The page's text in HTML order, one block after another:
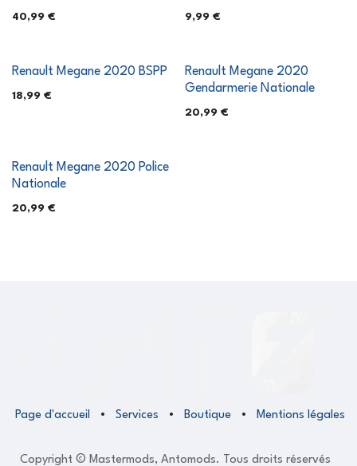
40,99 € 9,99€
Renault Megane 2020 BSPP
18,99 €
Renault Megane 2020
Gendarmerie Nationale
20,99€
Renault Megane 2020 Police
Nationale
20,99 €
Page d'accueil • Services • Boutique • Mentions légales
Copyright © Mastermods, Antomods. Tous droits réservés